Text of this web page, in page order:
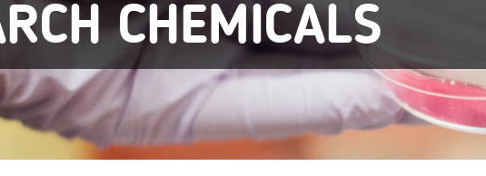
CHEMICALS